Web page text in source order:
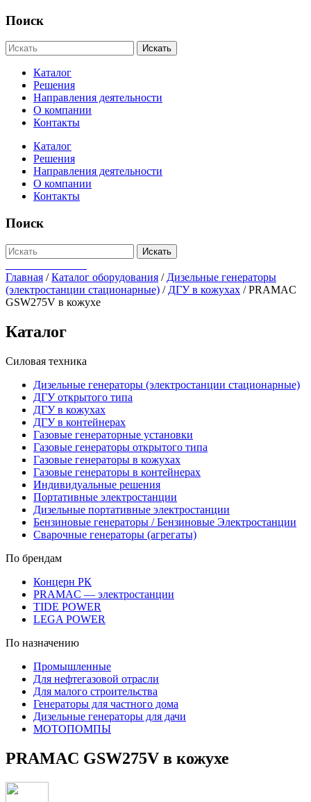
Поиск
Искать
Каталог
Решения
Направления деятельности
О компании
Контакты
Каталог
Решения
Направления деятельности
О компании
Контакты
Поиск
Искать
Главная /Каталог оборудования / Дизельные генераторы
(электростанции стационарные) / ДГУ в кожухах /PRAMAC
GSW275V в кожухе
Каталог
Силовая техника
Дизельные генераторы (электростанции стационарные)
ДГУ открытого типа
ДГУ в кожухах
ДГУ в контейнерах
Газовые генераторные установки
Газовые генераторы открытого типа
Газовые генераторы в кожухах
Газовые генераторы в контейнерах
Индивидуальные решения
Портативные электростанции
Дизельные портативные электростанции
Бензиновые генераторы / Бензиновые Электростанции
Сварочные генераторы (агрегаты)
По брендам
Концерн РК
PRAMAC — электростанции
TIDE POWER
LEGA POWER
По назначению
Промышленные
Для нефтегазовой отрасли
Для малого строительства
Генераторы для частного дома
Дизельные генераторы для дачи
МОТОПОМПЫ
PRAMAC GSW275V в кожухе